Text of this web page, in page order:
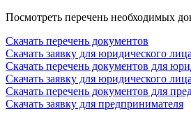
Посмотреть перечень необходимых
Скачать перечень документов
Скачать заявку для юридического лица
Скачать перечень документов для
Скачать заявку для юридического лица
Скачать перечень документов для
Скачать заявку для предпринимателя